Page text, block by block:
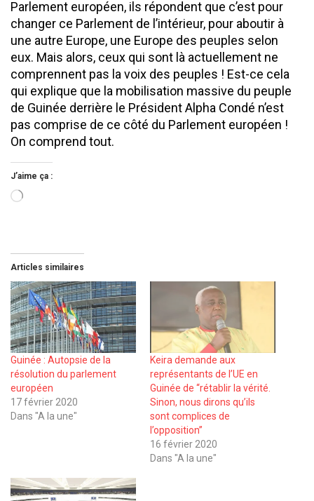
Parlement européen, ils répondent que c’est pour
changer ce Parlement de l’intérieur, pour aboutir à
une autre Europe, une Europe des peuples selon
eux. Mais alors, ceux qui sont là actuellement ne
comprennent pas la voix des peuples ! Est-ce cela
qui explique que la mobilisation massive du peuple
de Guinée derrière le Président Alpha Condé n’est
pas comprise de ce côté du Parlement européen !
On comprend tout.
J’aime ça :
Chargement…
Articles similaires
Guinée : Autopsie de la
résolution du parlement
européen
17 février 2020
Dans "A la une"
Keira demande aux
représentants de l’UE en
Guinée de ‘‘rétablir la vérité.
Sinon, nous dirons qu’ils
sont complices de
l’opposition’’
16 février 2020
Dans "A la une"